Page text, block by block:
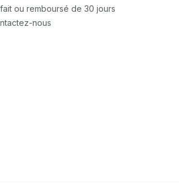
ou remboursé de 30 jours
nous